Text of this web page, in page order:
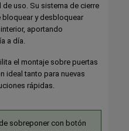
uso. Su sistema de cierre
y desbloquear
aportando
a día.
el montaje sobre puertas
ideal tanto para nuevas
rápidas.
sobreponer con botón